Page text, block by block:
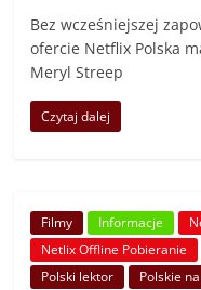
Bez wcześniejszej
ofercie Netflix Polska
Meryl Streep
Czytaj dalej
Filmy Informacje
Netlix Offline Pobieranie
Polski lektor
Polskie